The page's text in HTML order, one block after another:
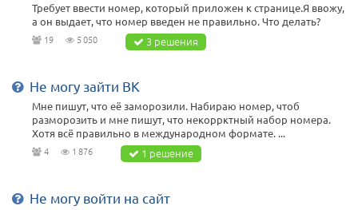
Требует ввести номер, который приложен к странице.Я ввожу,
а он выдает, что номер введен не правильно. Что делать?
19 5 050 3 решения
Не могу зайти ВК
Мне пишут, что её заморозили. Набираю номер, чтоб
разморозить и мне пишут, что некоррктный набор номера.
Хотя всё правильно в международном формате. ...
4 1 876 1 решение
Не могу войти на сайт